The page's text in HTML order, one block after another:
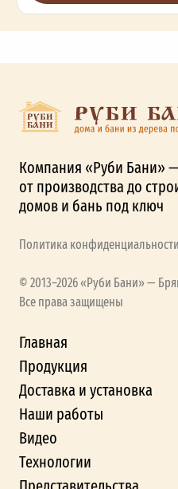
Компания «Руби Бани»
от производства до
домов и бань под ключ
Политика конфиденциальности
© 2013–2026 «Руби Бани» —
Все права защищены
Главная
Продукция
Доставка и установка
Наши работы
Видео
Технологии